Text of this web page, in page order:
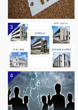
3
4